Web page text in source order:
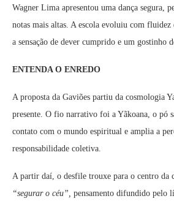
Wagner Lima apresentou uma dança segura,
notas mais altas. A escola evoluiu com
a sensação de dever cumprido e um gostinho
ENTENDA O ENREDO
A proposta da Gaviões partiu da cosmologia
presente. O fio narrativo foi a Yãkoana, o pó
contato com o mundo espiritual e amplia a
responsabilidade coletiva.
A partir daí, o desfile trouxe para o centro da
“segurar o céu”, pensamento difundido pelo